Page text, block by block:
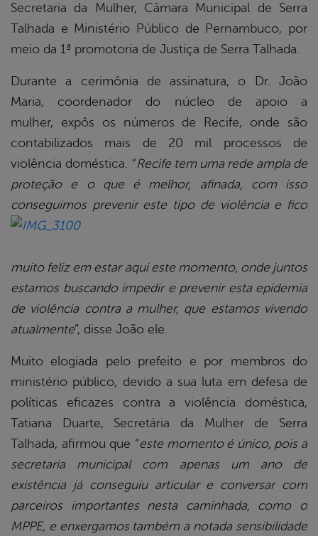
Secretaria da Mulher, Câmara Municipal de Serra
Talhada e Ministério Público de Pernambuco, por
meio da 1ª promotoria de Justiça de Serra Talhada.
Durante a cerimônia de assinatura, o Dr. João
Maria, coordenador do núcleo de apoio a
mulher, expôs os números de Recife, onde são
contabilizados mais de 20 mil processos de
violência doméstica. “Recife tem uma rede ampla de
proteção e o que é melhor, afinada, com isso
conseguimos prevenir este tipo de violência e fico
muito feliz em estar aqui este momento, onde juntos
estamos buscando impedir e prevenir esta epidemia
de violência contra a mulher, que estamos vivendo
atualmente”, disse João ele.
Muito elogiada pelo prefeito e por membros do
ministério público, devido a sua luta em defesa de
políticas eficazes contra a violência doméstica,
Tatiana Duarte, Secretária da Mulher de Serra
Talhada, afirmou que “este momento é único, pois a
secretaria municipal com apenas um ano de
existência já conseguiu articular e conversar com
parceiros importantes nesta caminhada, como o
MPPE, e enxergamos também a notada sensibilidade